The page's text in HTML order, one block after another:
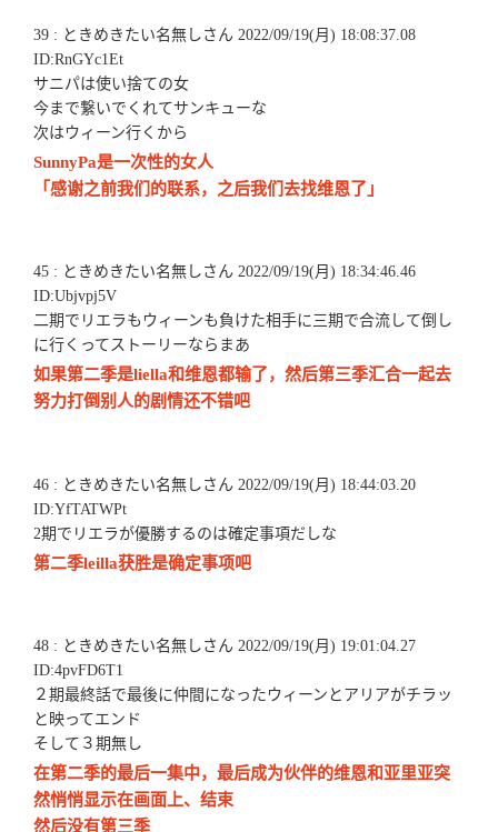
39 : ときめきたい名無しさん 2022/09/19(月) 18:08:37.08
ID:RnGYc1Et
サニパは使い捨ての女
今まで繋いでくれてサンキューな
次はウィーン行くから
SunnyPa是一次性的女人
「感谢之前我们的联系，之后我们去找维恩了」
45 : ときめきたい名無しさん 2022/09/19(月) 18:34:46.46
ID:Ubjvpj5V
二期でリエラもウィーンも負けた相手に三期で合流して倒し
に行くってストーリーならまあ
如果第二季是liella和维恩都输了，然后第三季汇合一起去
努力打倒别人的剧情还不错吧
46 : ときめきたい名無しさん 2022/09/19(月) 18:44:03.20
ID:YfTATWPt
2期でリエラが優勝するのは確定事項だしな
第二季leilla获胜是确定事项吧
48 : ときめきたい名無しさん 2022/09/19(月) 19:01:04.27
ID:4pvFD6T1
２期最終話で最後に仲間になったウィーンとアリアがチラッ
と映ってエンド
そして３期無し
在第二季的最后一集中，最后成为伙伴的维恩和亚里亚突
然悄悄显示在画面上、结束
然后没有第三季